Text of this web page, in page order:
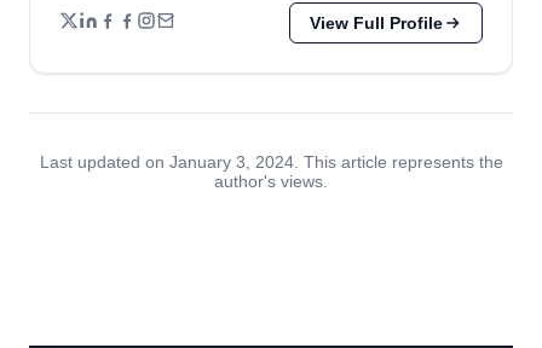
View Full Profile
Last updated on January 3, 2024. This article represents the
author's views.